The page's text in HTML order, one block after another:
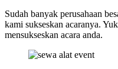
Sudah banyak perusahaan
kami sukseskan acaranya.
mensukseskan acara anda.